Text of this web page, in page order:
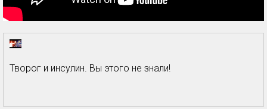
Творог и инсулин. Вы этого не знали!